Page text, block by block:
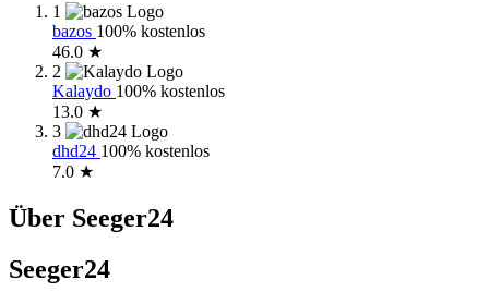
1
bazos 100% kostenlos
46.0 ★
2
Kalaydo 100% kostenlos
13.0 ★
3
dhd24 100% kostenlos
7.0 ★
Über Seeger24
Seeger24